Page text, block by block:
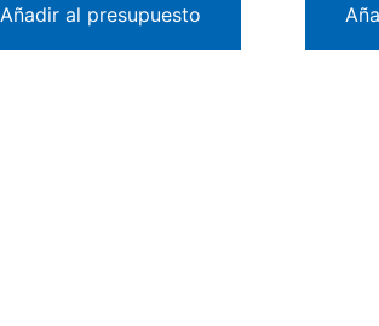
Añadir al presupuesto